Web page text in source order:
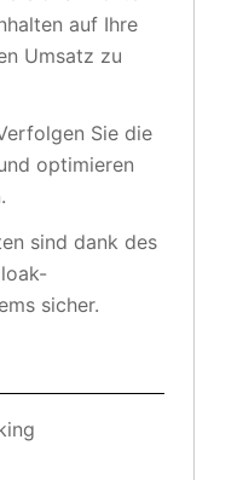
auf Ihre
Umsatz zu
Sie die
optimieren
sind dank des
sicher.